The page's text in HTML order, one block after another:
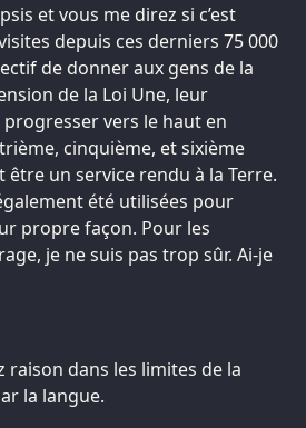
et vous me direz si c’est
depuis ces derniers 75 000
de donner aux gens de la
de la Loi Une, leur
vers le haut en
cinquième, et sixième
être un service rendu à la Terre.
été utilisées pour
propre façon. Pour les
je ne suis pas trop sûr. Ai-je
raison dans les limites de la
la langue.